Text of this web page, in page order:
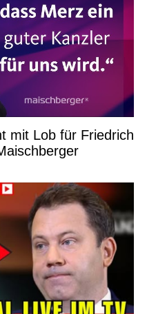
mit Lob für Friedrich